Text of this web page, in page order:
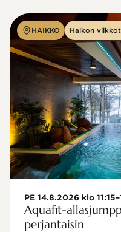
HAIKKO Haikon
PE 14.8.2026 klo
Aquafit-
perjantaisin